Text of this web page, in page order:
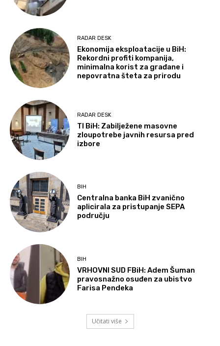
RADAR DESK
Ekonomija eksploatacije u BiH:
Rekordni profiti kompanija,
minimalna korist za građane i
nepovratna šteta za prirodu
RADAR DESK
TI BiH: Zabilježene masovne
zloupotrebe javnih resursa pred
izbore
BIH
Centralna banka BiH zvanično
aplicirala za pristupanje SEPA
području
BIH
VRHOVNI SUD FBiH: Adem Šuman
pravosnažno osuđen za ubistvo
Farisa Pendeka
Učitati više